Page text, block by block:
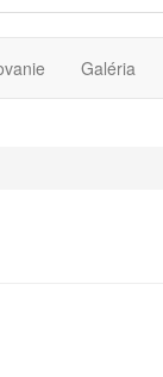
Galéria